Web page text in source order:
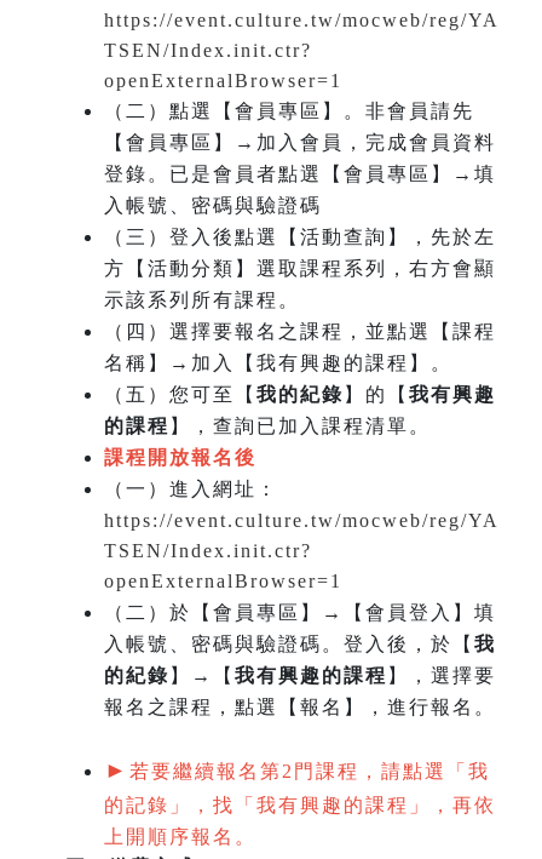
https://event.culture.tw/mocweb/reg/YA
TSEN/Index.init.ctr?
openExternalBrowser=1
（二）點選【會員專區】。非會員請先
【會員專區】→加入會員，完成會員資料
登錄。已是會員者點選【會員專區】→填
入帳號、密碼與驗證碼
（三）登入後點選【活動查詢】，先於左
方【活動分類】選取課程系列，右方會顯
示該系列所有課程。
（四）選擇要報名之課程，並點選【課程
名稱】→加入【我有興趣的課程】。
（五）您可至【 我的紀錄 】的【 我有興趣
的課程 】，查詢已加入課程清單。
課程開放報名後
（一） 進入網址：
https://event.culture.tw/mocweb/reg/YA
TSEN/Index.init.ctr?
openExternalBrowser=1
（二）於【會員專區】→【會員登入】填
入帳號、密碼與驗證碼。登入後，於【 我
的紀錄 】→【 我有興趣的課程 】，選擇要
報名之課程，點選【報名】，進行報名。
► 若要繼續報名第2門課程，請點選「我
的記錄」，找「我有興趣的課程」，再依
上開順序報名。